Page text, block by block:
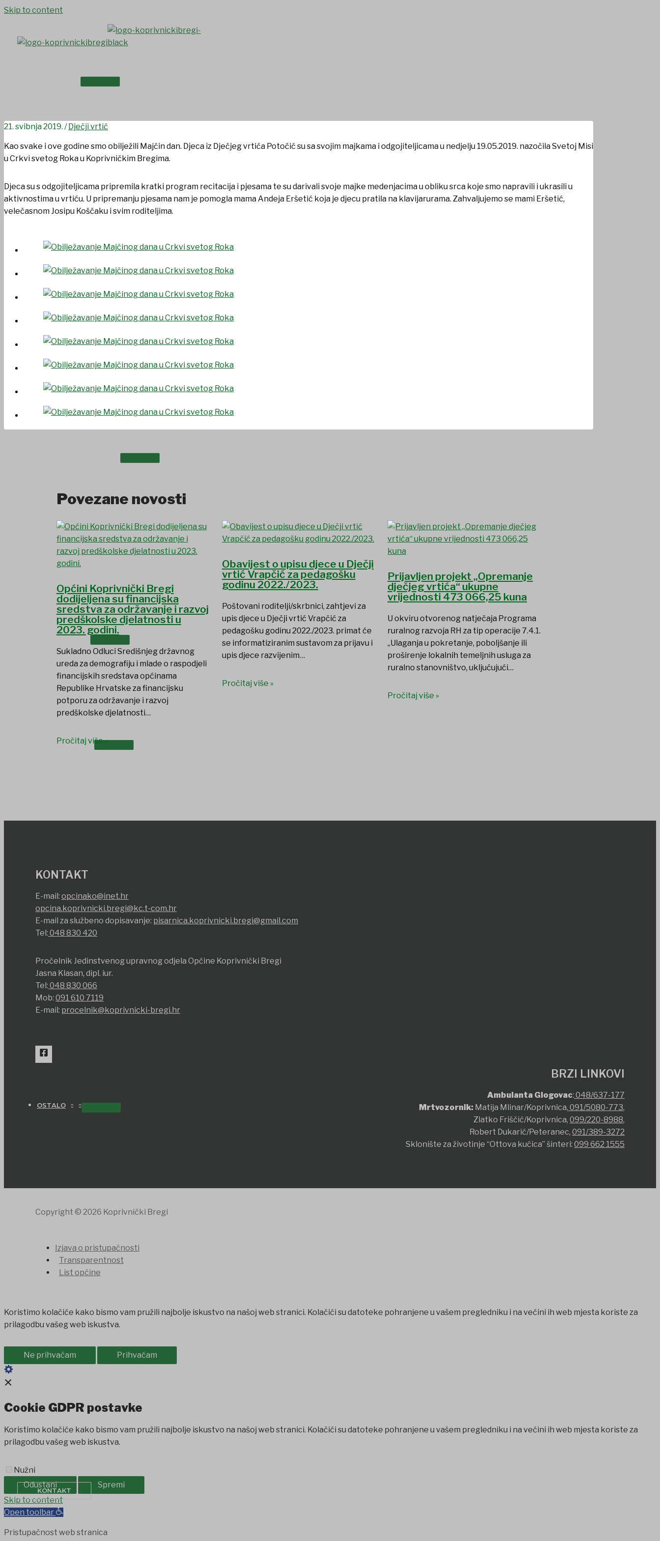
Skip to content
USTANOVE
DOKUMENTI
OSTALO
KONTAKT
Obilježavanje Majčinog dana u Crkvi svetog Roka
21. svibnja 2019. /Dječji vrtić
Kao svake i ove godine smo obilježili Majčin dan. Djeca iz Dječjeg vrtića Potočić su sa svojim majkama i odgojiteljicama u nedjelju 19.05.2019. nazočila Svetoj Misi
u Crkvi svetog Roka u Koprivničkim Bregima.
Djeca su s odgojiteljicama pripremila kratki program recitacija i pjesama te su darivali svoje majke medenjacima u obliku srca koje smo napravili i ukrasili u
aktivnostima u vrtiću. U pripremanju pjesama nam je pomogla mama Andeja Eršetić koja je djecu pratila na klavijarurama. Zahvaljujemo se mami Eršetić,
velečasnom Josipu Koščaku i svim roditeljima.
Povezane novosti
Općini Koprivnički Bregi
dodijeljena su financijska
sredstva za održavanje i razvoj
predškolske djelatnosti u
2023. godini.
Sukladno Odluci Središnjeg državnog
ureda za demografiju i mlade o raspodjeli
financijskih sredstava općinama
Republike Hrvatske za financijsku
potporu za održavanje i razvoj
predškolske djelatnosti…
Pročitaj više »
Obavijest o upisu djece u Dječji
vrtić Vrapčić za pedagošku
godinu 2022./2023.
Poštovani roditelji/skrbnici, zahtjevi za
upis djece u Dječji vrtić Vrapčić za
pedagošku godinu 2022./2023. primat će
se informatiziranim sustavom za prijavu i
upis djece razvijenim…
Pročitaj više »
Prijavljen projekt „Opremanje
dječjeg vrtića“ ukupne
vrijednosti 473 066,25 kuna
U okviru otvorenog natječaja Programa
ruralnog razvoja RH za tip operacije 7.4.1.
„Ulaganja u pokretanje, poboljšanje ili
proširenje lokalnih temeljnih usluga za
ruralno stanovništvo, uključujući…
Pročitaj više »
KONTAKT
E-mail: opcinako@inet.hr
opcina.koprivnicki.bregi@kc.t-com.hr
E-mail za službeno dopisavanje: pisarnica.koprivnicki.bregi@gmail.com
Tel: 048 830 420
Pročelnik Jedinstvenog upravnog odjela Općine Koprivnički Bregi
Jasna Klasan, dipl. iur.
Tel: 048 830 066
Mob: 091 610 7119
E-mail: procelnik@koprivnicki-bregi.hr
BRZI LINKOVI
Ambulanta Glogovac: 048/637-177
Mrtvozornik: Matija Mlinar/Koprivnica, 091/5080-773,
Zlatko Friščić/Koprivnica, 099/220-8988,
Robert Dukarić/Peteranec, 091/389-3272
Sklonište za životinje “Ottova kućica” šinteri: 099 662 1555
Copyright © 2026 Koprivnički Bregi
Izjava o pristupačnosti
Transparentnost
List općine
Koristimo kolačiće kako bismo vam pružili najbolje iskustvo na našoj web stranici. Kolačići su datoteke pohranjene u vašem pregledniku i na većini ih web mjesta koriste za
prilagodbu vašeg web iskustva.
Ne prihvaćam Prihvaćam
×
Cookie GDPR postavke
Koristimo kolačiće kako bismo vam pružili najbolje iskustvo na našoj web stranici. Kolačići su datoteke pohranjene u vašem pregledniku i na većini ih web mjesta koriste za
prilagodbu vašeg web iskustva.
Nužni
Odustani
Spremi
Jojobetholiganbet
Skip to content
Open toolbar
Pristupačnost web stranica